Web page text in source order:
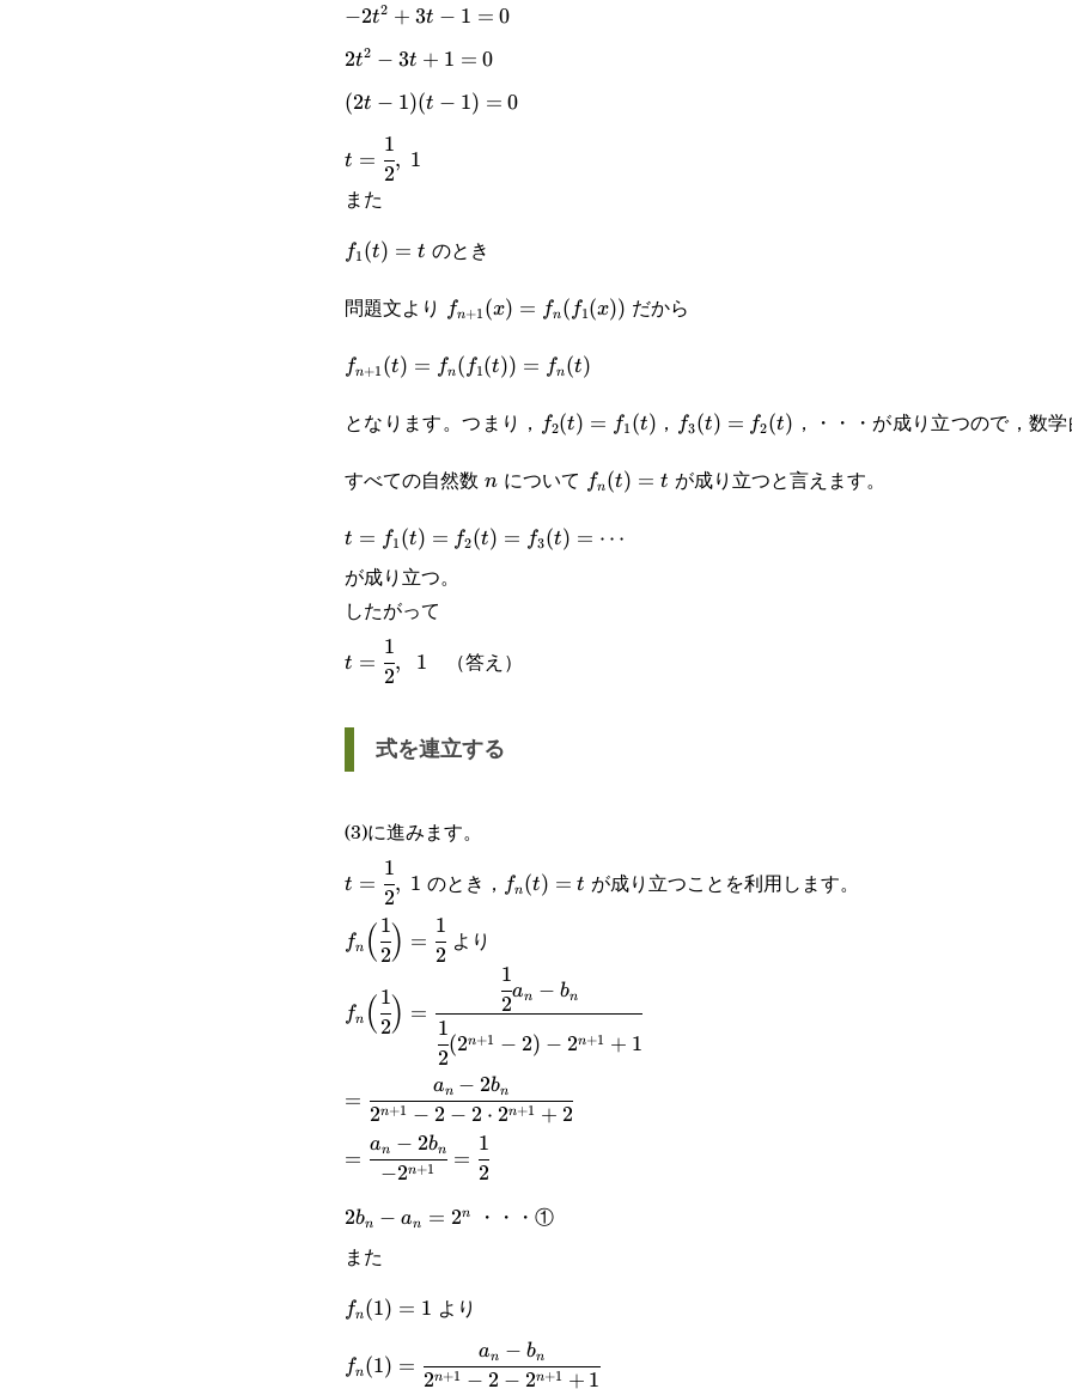
2t)=1
-2t^2+3t-
1=0
−2t2 + 3t − 1 = 0
2t^2-
3t+1=0
2t2 − 3t + 1 = 0
(2t-
1)(t-
1)=0
(2t − 1)(t − 1) = 0
t=\cfrac{1}
{2},\space1
t =
2
1
, 1
また
f_1(t)=t
f1 (t) = t のとき
問題文より
f_{n+1}
fn+1 (x) = fn( f1 (x)) だから
f_{n+1}
fn+1 (t) = fn( f1 (t)) = fn(t)
となります。つまり， f_2(t)=f_1(t)
f2(t) = f1 (t) ， f_3(t)=f_2(t)
f3(t) = f2(t) ，・・・が成り立つので，数
すべての自然数 n について f_n(t)=t
fn(t) = t が成り立つと言えます。
t=f_1(t)=f_2(t)=f_3(t)=\cdots
t = f1 (t) = f2(t) = f3(t) = ⋯
が成り立つ。
したがって
t=\cfrac{1}
{2},\space 1
t =
2
1
, 1 （答え）
式を連立する
(3)に進みます。
t=\cfrac{1}
{2},\space1
t =
2
1
, 1 のとき， f_n(t)=t
fn(t) = t が成り立つことを利用します。
f_n\Big(\cfrac{1}
{2}\Big)=\cfrac{1}
{2}
fn ( 2
1) =
2
1
より
f_n\Big(\cfrac{1}
{2}\Big)=\cfrac{\cfrac{1}
{2}a_n-b_n}{\cfrac{1}{2}
(2^{n+1}-2)-2^{n+1}+1}
fn ( 2
1) =
2
1
(2n+1 − 2) − 2n+1 + 1
2
1
an − bn
=\cfrac{a_n-2b_n}
{2^{n+1}-2-
2\cdot2^{n+1}+2}
=
2n+1 − 2 − 2 ⋅ 2n+1 + 2
an − 2bn
=\cfrac{a_n-2b_n}
{-2^{n+1}}=\cfrac{1}
{2}
=
−2n+1
an − 2bn =
2
1
2b_n-
a_n=2^n
2bn − an = 2n
・・・①
また
f_n(1)=1
fn(1) = 1 より
f_n(1)=\cfrac{a_n-
fn(1) =
2n+1 − 2 − 2n+1 + 1
an − bn